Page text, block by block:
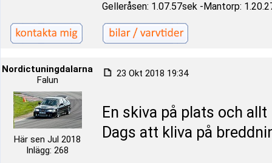
Gelleråsen: 1.07.57sek -Mantorp:
Nordictuningdalarna
Falun
Här sen Jul 2018
Inlägg: 268
23 Okt 2018 19:34
En skiva på plats och
Dags att kliva på